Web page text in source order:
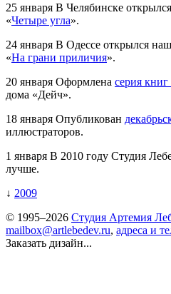
25 января В Челябинске
«Четыре угла».
24 января В Одессе открылся
«На грани приличия».
20 января Оформлена серия
дома «Дейч».
18 января Опубликован
иллюстраторов.
1 января В 2010 году Студия
лучше.
↓ 2009
© 1995–2026 Студия Артемия
mailbox@artlebedev.ru, адреса и
Заказать дизайн...